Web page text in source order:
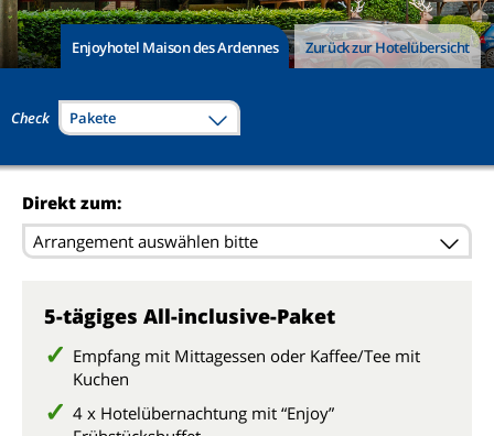
Enjoyhotel Maison des Ardennes Zurück zur Hotelübersicht
Check Pakete
Direkt zum:
Arrangement auswählen bitte
5-tägiges All-inclusive-Paket
Empfang mit Mittagessen oder Kaffee/Tee mit
Kuchen
4 x Hotelübernachtung mit “Enjoy”